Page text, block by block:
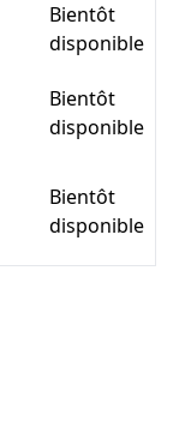
Bientôt
disponible
Bientôt
disponible
Bientôt
disponible